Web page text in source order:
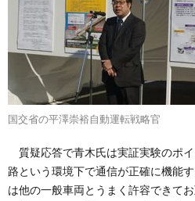
国交省の平澤崇裕自動運転戦略官
質疑応答で青木氏は実証実験のポ
路という環境下で通信が正確に機能
は他の一般車両とうまく許容できて